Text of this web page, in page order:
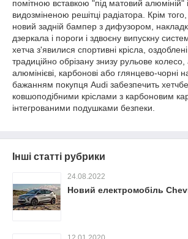
помітною вставкою "під матовий алюміній"
видозміненою решітці радіатора. Крім
новий задній бампер з дифузором,
дзеркала і пороги і здвоєну випускну
хетча з'явилися спортивні крісла,
традиційно обрізану знизу рульове колесо,
алюмінієві, карбонові або глянцево-чорні
бажанням покупця Audi забезпечить
ковшоподібними кріслами з карбоновим
інтегрованими подушками безпеки.
Інші статті рубрики
24.08.2022
Новий електромобіль